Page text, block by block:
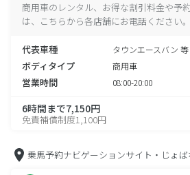
商用車のレンタル、お得な割引料金や予
は、こちらから各店舗にお電話ください。
代表車種 タウンエースバン 等
ボディタイプ 商用車
営業時間 08:00-20:00
6時間まで7,150円
免責補償制度1,100円
乗馬予約ナビゲーションサイト・じょば